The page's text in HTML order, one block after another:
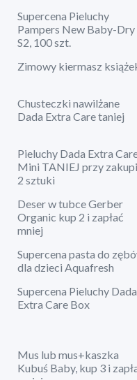
Supercena Pieluchy
Pampers New Baby-Dry
S2, 100 szt.
Zimowy kiermasz
Chusteczki nawilżane
Dada Extra Care taniej
Pieluchy Dada Extra
Mini TANIEJ przy
2 sztuki
Deser w tubce Gerber
Organic kup 2 i zapłać
mniej
Supercena pasta do
dla dzieci Aquafresh
Supercena Pieluchy Dada
Extra Care Box
Mus lub mus+kaszka
Kubuś Baby, kup 3 i